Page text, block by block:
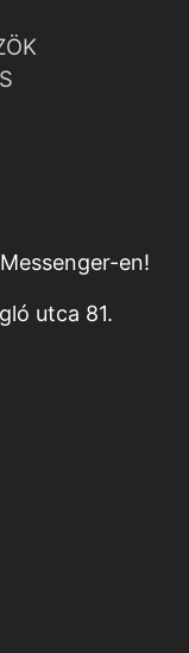
en!
utca 81.